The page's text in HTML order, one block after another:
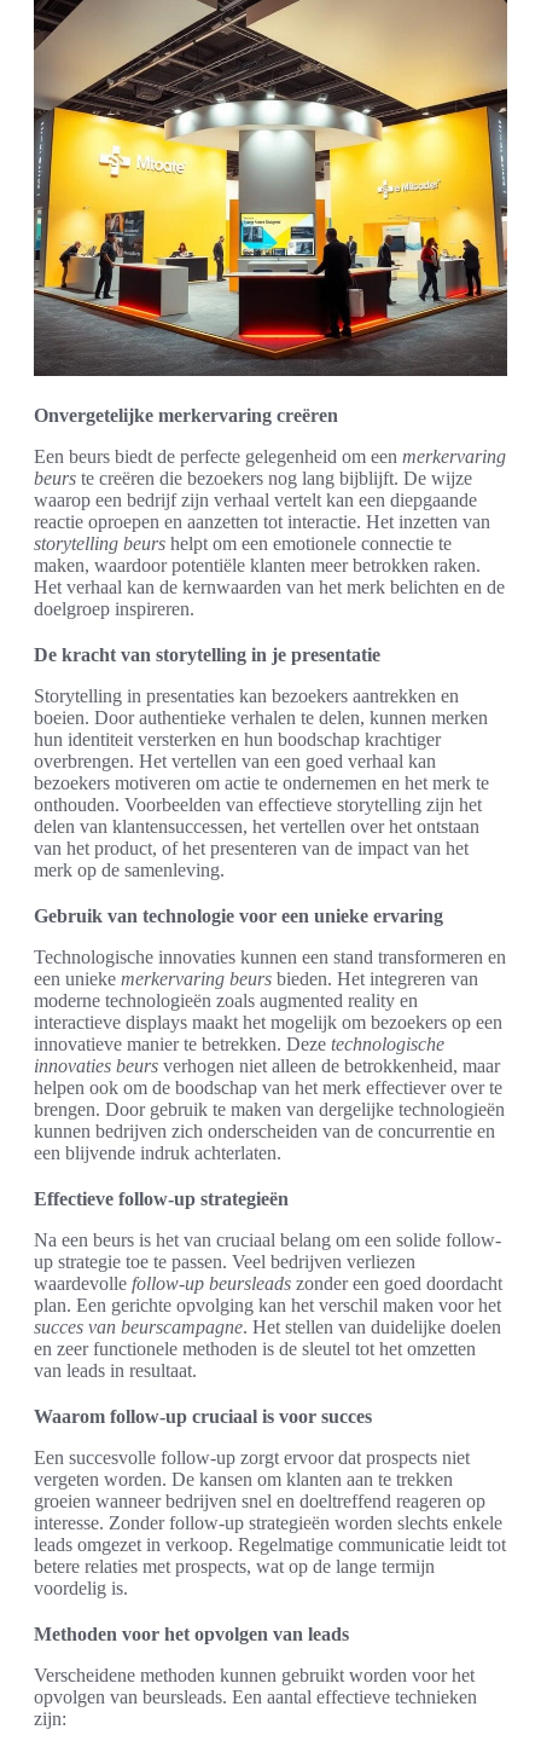
Onvergetelijke merkervaring creëren
Een beurs biedt de perfecte gelegenheid om een merkervaring
beurs te creëren die bezoekers nog lang bijblijft. De wijze
waarop een bedrijf zijn verhaal vertelt kan een diepgaande
reactie oproepen en aanzetten tot interactie. Het inzetten van
storytelling beurs helpt om een emotionele connectie te
maken, waardoor potentiële klanten meer betrokken raken.
Het verhaal kan de kernwaarden van het merk belichten en de
doelgroep inspireren.
De kracht van storytelling in je presentatie
Storytelling in presentaties kan bezoekers aantrekken en
boeien. Door authentieke verhalen te delen, kunnen merken
hun identiteit versterken en hun boodschap krachtiger
overbrengen. Het vertellen van een goed verhaal kan
bezoekers motiveren om actie te ondernemen en het merk te
onthouden. Voorbeelden van effectieve storytelling zijn het
delen van klantensuccessen, het vertellen over het ontstaan
van het product, of het presenteren van de impact van het
merk op de samenleving.
Gebruik van technologie voor een unieke ervaring
Technologische innovaties kunnen een stand transformeren en
een unieke merkervaring beurs bieden. Het integreren van
moderne technologieën zoals augmented reality en
interactieve displays maakt het mogelijk om bezoekers op een
innovatieve manier te betrekken. Deze technologische
innovaties beurs verhogen niet alleen de betrokkenheid, maar
helpen ook om de boodschap van het merk effectiever over te
brengen. Door gebruik te maken van dergelijke technologieën
kunnen bedrijven zich onderscheiden van de concurrentie en
een blijvende indruk achterlaten.
Effectieve follow-up strategieën
Na een beurs is het van cruciaal belang om een solide follow-
up strategie toe te passen. Veel bedrijven verliezen
waardevolle follow-up beursleads zonder een goed doordacht
plan. Een gerichte opvolging kan het verschil maken voor het
succes van beurscampagne. Het stellen van duidelijke doelen
en zeer functionele methoden is de sleutel tot het omzetten
van leads in resultaat.
Waarom follow-up cruciaal is voor succes
Een succesvolle follow-up zorgt ervoor dat prospects niet
vergeten worden. De kansen om klanten aan te trekken
groeien wanneer bedrijven snel en doeltreffend reageren op
interesse. Zonder follow-up strategieën worden slechts enkele
leads omgezet in verkoop. Regelmatige communicatie leidt tot
betere relaties met prospects, wat op de lange termijn
voordelig is.
Methoden voor het opvolgen van leads
Verscheidene methoden kunnen gebruikt worden voor het
opvolgen van beursleads. Een aantal effectieve technieken
zijn: